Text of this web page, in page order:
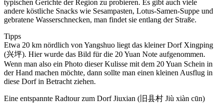
typischen Gerichte der Region zu probieren. Es gibt auch viele
andere köstliche Snacks wie Sesampasten, Lotus-Samen-Suppe und
gebratene Wasserschnecken, man findet sie entlang der Straße.
Tipps
Etwa 20 km nördlich von Yangshuo liegt das kleiner Dorf Xingping
(兴坪). Hier wurde das Bild für die 20 Yuan Note aufgenommen.
Wenn man also ein Photo dieser Kulisse mit dem 20 Yuan Schein in
der Hand machen möchte, dann sollte man einen kleinen Ausflug in
diese Dorf in Betracht ziehen.
Eine entspannte Radtour zum Dorf Jiuxian (旧县村 Jiù xiàn cūn)